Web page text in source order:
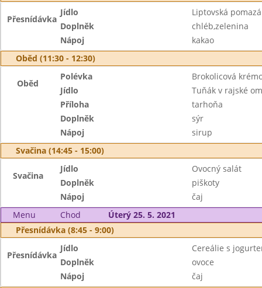
Přesnídávka
Jídlo
Liptovská
Doplněk
chléb,zelenina
Nápoj
kakao
Oběd (11:30 - 12:30)
Oběd
Polévka
Brokolicová
Jídlo
Tuňák v rajské
Příloha
tarhoňa
Doplněk
sýr
Nápoj
sirup
Svačina (14:45 - 15:00)
Svačina
Jídlo
Ovocný salát
Doplněk
piškoty
Nápoj
čaj
Menu
Chod
Úterý 25. 5. 2021
Přesnídávka (8:45 - 9:00)
Přesnídávka
Jídlo
Cereálie s
Doplněk
ovoce
Nápoj
čaj